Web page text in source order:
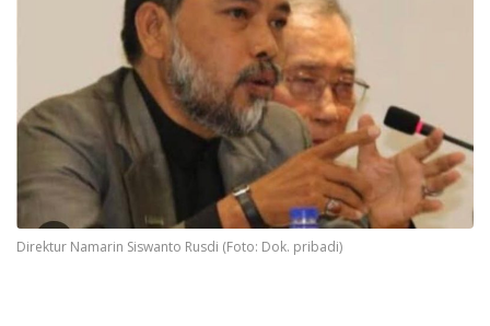
Direktur Namarin Siswanto Rusdi (Foto: Dok. pribadi)